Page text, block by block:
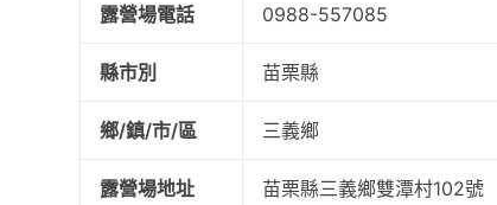
露營場電話 0988-557085
縣市別 苗栗縣
鄉/鎮/市/區 三義鄉
露營場地址 苗栗縣三義鄉雙潭村102號